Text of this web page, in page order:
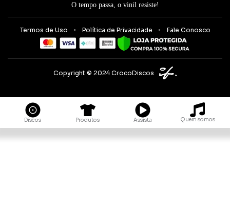
O tempo passa, o vinil resiste!
Termos de Uso Política de Privacidade Fale Conosco
Copyright © 2024 CrocoDiscos
Discos Produtos Assista Quem somos